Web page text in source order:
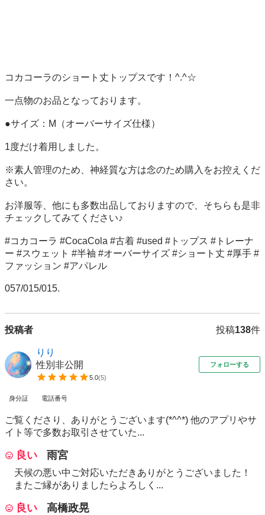
コカコーラのショート丈トップスです！^.^☆
一点物のお品となっております。
●サイズ：M（オーバーサイズ仕様）
1度だけ着用しました。
※素人管理のため、神経質な方は念のため購入をお控えくだ
さい。
お洋服等、他にも多数出品しておりますので、そちらも是非
チェックしてみてください♪
#コカコーラ #CocaCola #古着 #used #トップス #トレーナ
ー #スウェット #半袖 #オーバーサイズ #ショート丈 #厚手 #
ファッション #アパレル
057/015/015.
投稿者 投稿138件
りり
性別非公開
5.0(5)
フォローする
身分証 電話番号
ご覧くださり、ありがとうございます(*^^*) 他のアプリやサ
イト等で多数お取引させていた...
良い 雨宮
天候の悪い中ご対応いただきありがとうございました！
またご縁がありましたらよろしく...
良い 高橋政晃